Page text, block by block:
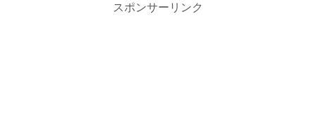
スポンサーリンク